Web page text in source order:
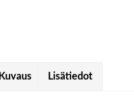
Kuvaus Lisätiedot